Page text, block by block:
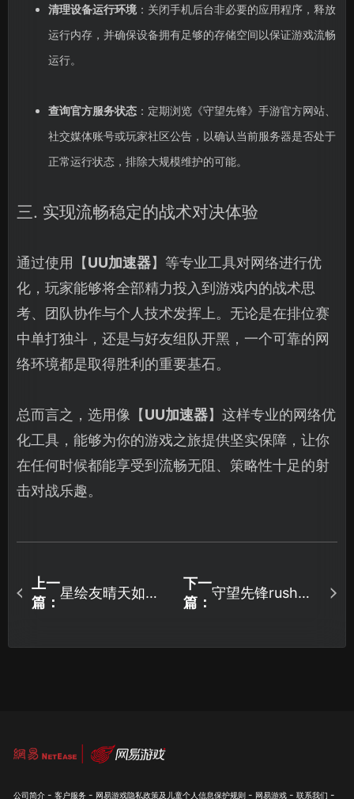
清理设备运行环境：关闭手机后台非必要的应用程序，释放
运行内存，并确保设备拥有足够的存储空间以保证游戏流畅
运行。
查询官方服务状态：定期浏览《守望先锋》手游官方网站、
社交媒体账号或玩家社区公告，以确认当前服务器是否处于
正常运行状态，排除大规模维护的可能。
三. 实现流畅稳定的战术对决体验
通过使用【UU加速器】等专业工具对网络进行优
化，玩家能够将全部精力投入到游戏内的战术思
考、团队协作与个人技术发挥上。无论是在排位赛
中单打独斗，还是与好友组队开黑，一个可靠的网
络环境都是取得胜利的重要基石。
总而言之，选用像【UU加速器】这样专业的网络优
化工具，能够为你的游戏之旅提供坚实保障，让你
在任何时候都能享受到流畅无阻、策略性十足的射
击对战乐趣。
上一
篇：
星绘友晴天如何
及UU加速器教
下一
篇：
守望先锋rush避
公司简介 - 客户服务 - 网易游戏隐私政策及儿童个人信息保护规则 - 网易游戏 - 联系我们 -